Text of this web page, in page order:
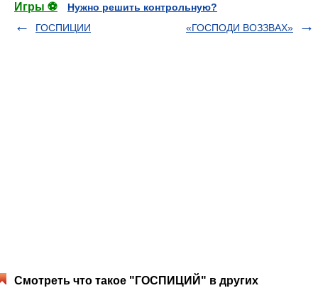
Игры ⚽
Нужно решить контрольную?
ГОСПИЦИИ
«ГОСПОДИ ВОЗЗВАХ»
Смотреть что такое "ГОСПИЦИЙ" в других